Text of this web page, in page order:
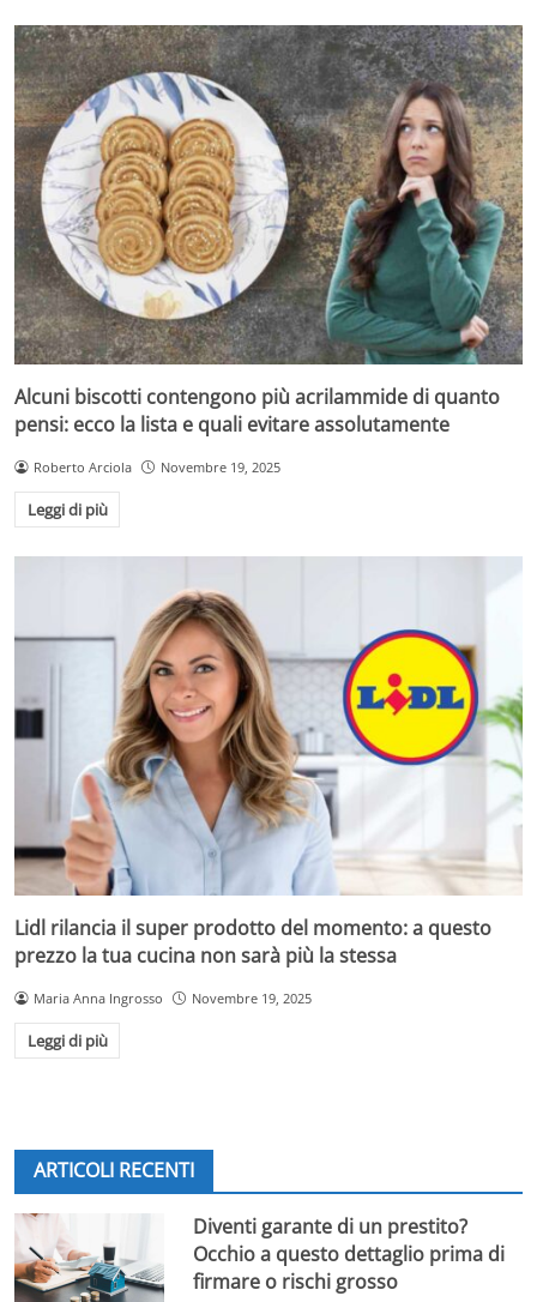
una soluzione diacqua calda e detersivo delicatocon
unaspugna non abrasiva . In caso di sporco ostinato,
l’ammollo in acqua tiepida e detersivo per10-20 minuti
facilita la rimozione dei residui. Dopo il lavaggio,
asciugare con cura il cestello per evitare la formazione
di muffa o ossidazione.
Alcuni biscotti contengono più acrilammide di quanto
pensi: ecco la lista e quali evitare assolutamente
Roberto Arciola Novembre 19, 2025
Leggi di più
Lidl rilancia il super prodotto del momento: a questo
prezzo la tua cucina non sarà più la stessa
Maria Anna Ingrosso Novembre 19, 2025
Leggi di più
ARTICOLI RECENTI
Diventi garante di un prestito?
Occhio a questo dettaglio prima di
firmare o rischi grosso